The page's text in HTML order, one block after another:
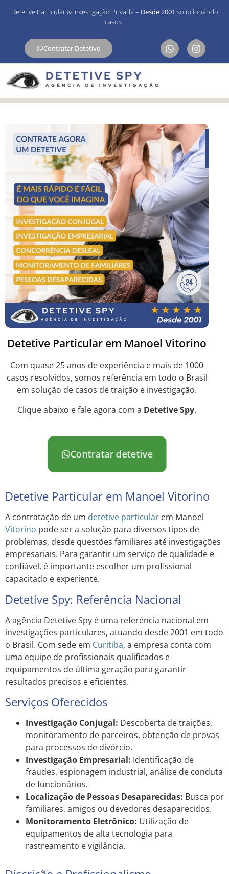
Detetive Particular & Investigação Privada – Desde 2001 solucionando
casos.
Contratar Detetive
Detetive Particular em Manoel Vitorino
Com quase 25 anos de experiência e mais de 1000
casos resolvidos, somos referência em todo o Brasil
em solução de casos de traição e investigação.
Clique abaixo e fale agora com a Detetive Spy.
Contratar detetive
Detetive Particular em Manoel Vitorino
A contratação de um detetive particular em Manoel
Vitorino pode ser a solução para diversos tipos de
problemas, desde questões familiares até investigações
empresariais. Para garantir um serviço de qualidade e
confiável, é importante escolher um profissional
capacitado e experiente.
Detetive Spy: Referência Nacional
A agência Detetive Spy é uma referência nacional em
investigações particulares, atuando desde 2001 em todo
o Brasil. Com sede em Curitiba, a empresa conta com
uma equipe de profissionais qualificados e
equipamentos de última geração para garantir
resultados precisos e eficientes.
Serviços Oferecidos
Investigação Conjugal: Descoberta de traições,
monitoramento de parceiros, obtenção de provas
para processos de divórcio.
Investigação Empresarial: Identificação de
fraudes, espionagem industrial, análise de conduta
de funcionários.
Localização de Pessoas Desaparecidas: Busca por
familiares, amigos ou devedores desaparecidos.
Monitoramento Eletrônico: Utilização de
equipamentos de alta tecnologia para
rastreamento e vigilância.